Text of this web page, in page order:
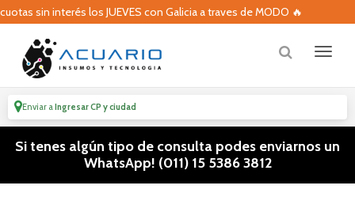
con Galicia a traves de MODO 🔥 🔥 Volvieron
Enviar aIngresar CP y ciudad
Si tenes algún tipo de consulta podes enviarnos un
WhatsApp! (011) 15 5386 3812